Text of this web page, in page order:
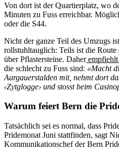
Von dort ist der Quartierplatz, wo
Minuten zu Fuss erreichbar.
oder die S44.
Nicht der ganze Teil des Umzugs
rollstuhltauglich: Teils ist die
über Pflastersteine. Daherempfiehlt
die schlecht zu Fuss sind: «Macht
Aargauerstalden mit, nehmt dort
‹Zytglogge› und stosst beim
Warum feiert Bern die
Tatsächlich sei es normal, dass
Pridemonat Juni stattfinden, sagt
Kommunikationschef der Bern